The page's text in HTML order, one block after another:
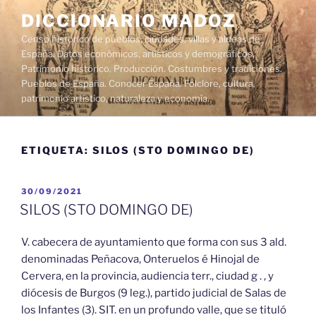
contenido
DICCIONARIO MADOZ
Censo histórico de pueblos, ciudades, villas y aldeas de
España. Datos económicos, artísticos y demográficos.
Patrimonio histórico. Producción. Costumbres y tradiciones.
Pueblos de España. Conocer España. Folclore, cultura,
patrimonio artístico, naturaleza y economía.
ETIQUETA: SILOS (STO DOMINGO DE)
PUBLICADO
EL
30/09/2021
SILOS (STO DOMINGO DE)
V. cabecera de ayuntamiento que forma con sus 3 ald.
denominadas Peñacova, Onteruelos é Hinojal de
Cervera, en la provincia, audiencia terr., ciudad g . , y
diócesis de Burgos (9 leg.), partido judicial de Salas de
los Infantes (3). SIT. en un profundo valle, que se tituló